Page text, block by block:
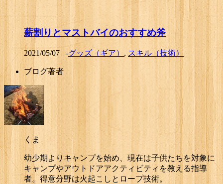
薪割りとマストバイのおすすめ斧
2021/05/07 -グッズ（ギア） , スキル（技術）
ブログ著者
くま
幼少期よりキャンプを始め、現在は子供たちを対象に
キャンプやアウトドアアクティビティを教える指導
者。得意分野は火起こしとロープ技術。